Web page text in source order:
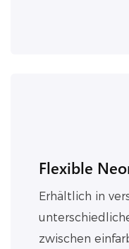
Flexible
Erhältlich in
zwischen